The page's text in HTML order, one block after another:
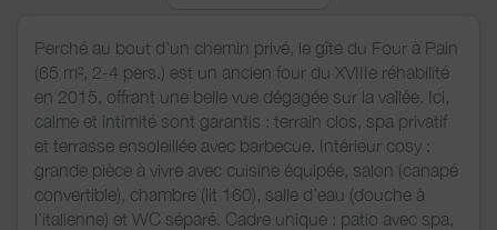
Perché au bout d’un chemin privé, le gîte du Four à Pain
(65 m², 2-4 pers.) est un ancien four du XVIIIe réhabilité
en 2015, offrant une belle vue dégagée sur la vallée. Ici,
calme et intimité sont garantis : terrain clos, spa privatif
et terrasse ensoleillée avec barbecue. Intérieur cosy :
grande pièce à vivre avec cuisine équipée, salon (canapé
convertible), chambre (lit 160), salle d’eau (douche à
l’italienne) et WC séparé. Cadre unique : patio avec spa,